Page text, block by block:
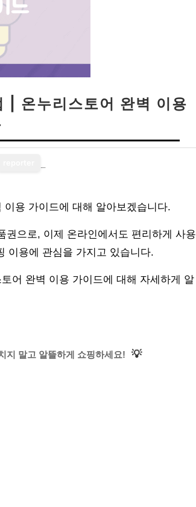
| 온누리스토어 완벽 이용
용 가이드에 대해 알아보겠습니다.
권으로, 이제 온라인에서도 편리하게 사용
이용에 관심을 가지고 있습니다.
어 완벽 이용 가이드에 대해 자세하게 알
지 말고 알뜰하게 쇼핑하세요! 💡